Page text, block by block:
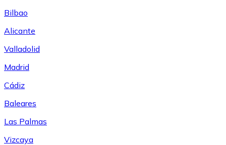
Bilbao
Alicante
Valladolid
Madrid
Cádiz
Baleares
Las Palmas
Vizcaya